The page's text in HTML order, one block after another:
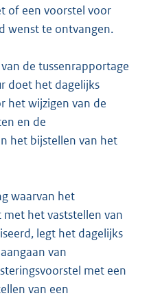
of een voorstel voor
wenst te ontvangen.
de tussenrapportage
doet het dagelijks
het wijzigen van de
en de
het bijstellen van het
waarvan het
het vaststellen van
legt het dagelijks
van
met een
van een